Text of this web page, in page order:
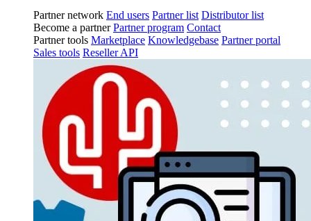
Partner network End users Partner list Distributor list
Become a partner Partner program Contact
Partner tools Marketplace Knowledgebase Partner portal
Sales tools Reseller API